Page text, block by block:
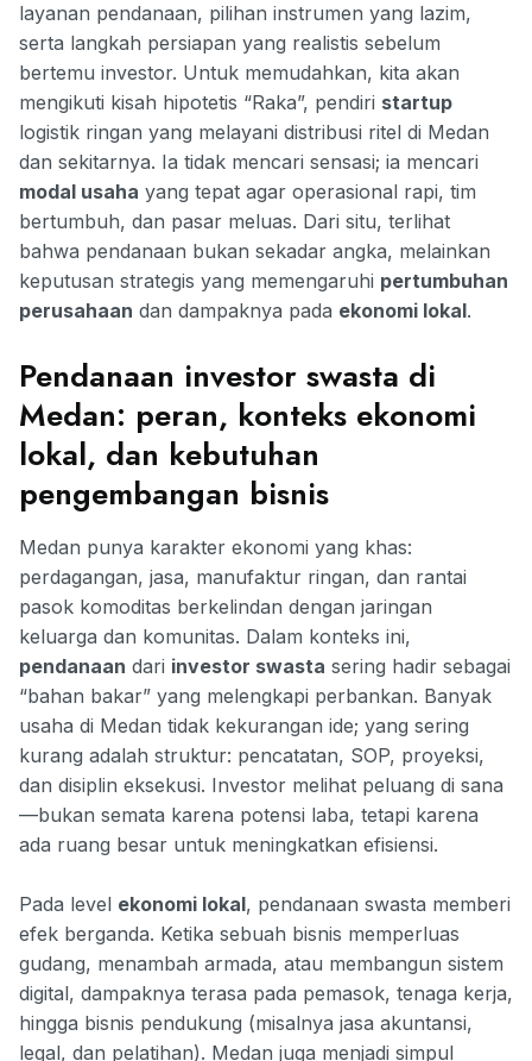
layanan pendanaan, pilihan instrumen yang lazim,
serta langkah persiapan yang realistis sebelum
bertemu investor. Untuk memudahkan, kita akan
mengikuti kisah hipotetis “Raka”, pendiri startup
logistik ringan yang melayani distribusi ritel di Medan
dan sekitarnya. Ia tidak mencari sensasi; ia mencari
modal usaha yang tepat agar operasional rapi, tim
bertumbuh, dan pasar meluas. Dari situ, terlihat
bahwa pendanaan bukan sekadar angka, melainkan
keputusan strategis yang memengaruhi pertumbuhan
perusahaan dan dampaknya pada ekonomi lokal.
Pendanaan investor swasta di
Medan: peran, konteks ekonomi
lokal, dan kebutuhan
pengembangan bisnis
Medan punya karakter ekonomi yang khas:
perdagangan, jasa, manufaktur ringan, dan rantai
pasok komoditas berkelindan dengan jaringan
keluarga dan komunitas. Dalam konteks ini,
pendanaan dari investor swasta sering hadir sebagai
“bahan bakar” yang melengkapi perbankan. Banyak
usaha di Medan tidak kekurangan ide; yang sering
kurang adalah struktur: pencatatan, SOP, proyeksi,
dan disiplin eksekusi. Investor melihat peluang di sana
—bukan semata karena potensi laba, tetapi karena
ada ruang besar untuk meningkatkan efisiensi.
Pada level ekonomi lokal, pendanaan swasta memberi
efek berganda. Ketika sebuah bisnis memperluas
gudang, menambah armada, atau membangun sistem
digital, dampaknya terasa pada pemasok, tenaga kerja,
hingga bisnis pendukung (misalnya jasa akuntansi,
legal, dan pelatihan). Medan juga menjadi simpul